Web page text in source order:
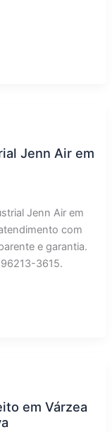
Jenn Air em
Jenn Air em
com
e garantia.
3615.
em Várzea